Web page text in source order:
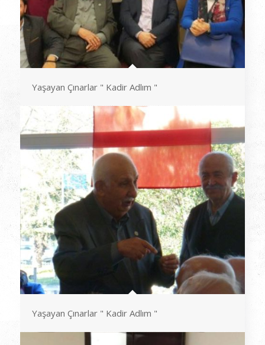
Yaşayan Çınarlar " Kadir Adlım "
Yaşayan Çınarlar " Kadir Adlım "